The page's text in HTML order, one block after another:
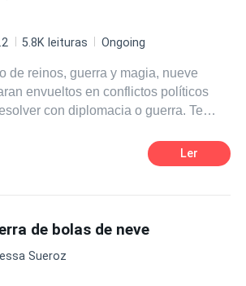
5.8K leituras Ongoing
de reinos, guerra y magia, nueve
envueltos en conflictos políticos
con diplomacia o guerra. Te
salvajes, pues es a través
la historia de este fantástico
Ler
de bolas de neve
Sueroz